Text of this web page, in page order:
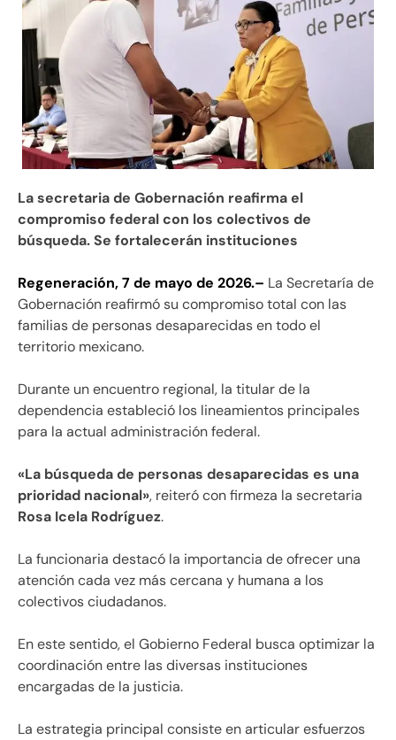
La secretaria de Gobernación reafirma el
compromiso federal con los colectivos de
búsqueda. Se fortalecerán instituciones
Regeneración, 7 de mayo de 2026.– La Secretaría de
Gobernación reafirmó su compromiso total con las
familias de personas desaparecidas en todo el
territorio mexicano.
Durante un encuentro regional, la titular de la
dependencia estableció los lineamientos principales
para la actual administración federal.
«La búsqueda de personas desaparecidas es una
prioridad nacional», reiteró con firmeza la secretaria
Rosa Icela Rodríguez.
La funcionaria destacó la importancia de ofrecer una
atención cada vez más cercana y humana a los
colectivos ciudadanos.
En este sentido, el Gobierno Federal busca optimizar la
coordinación entre las diversas instituciones
encargadas de la justicia.
La estrategia principal consiste en articular esfuerzos